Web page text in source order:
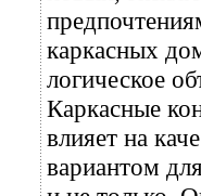
каркасных
логическое
Каркасные
влияет на
вариантом